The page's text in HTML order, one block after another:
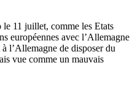
le 11 juillet, comme les Etats
européennes avec l’Allemagne
l’Allemagne de disposer du
vue comme un mauvais